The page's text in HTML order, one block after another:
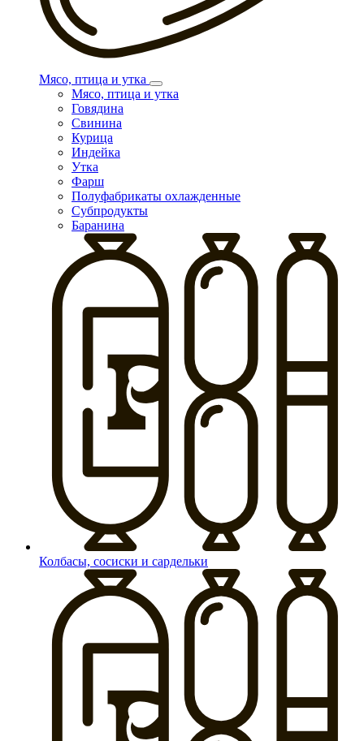
Мясо, птица и утка
Мясо, птица и утка
Говядина
Свинина
Курица
Индейка
Утка
Фарш
Полуфабрикаты охлажденные
Субпродукты
Баранина
Колбасы, сосиски и сардельки